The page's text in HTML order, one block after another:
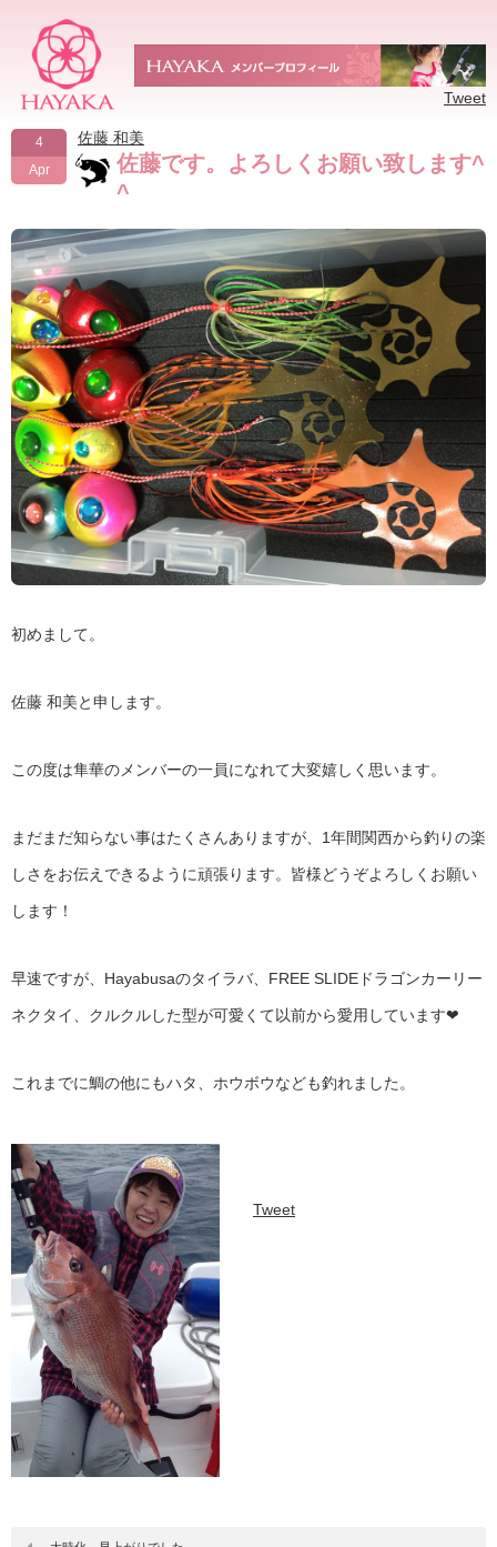
Tweet
4
Apr
佐藤 和美
佐藤です。よろしくお願い致します^
^
初めまして。
佐藤 和美と申します。
この度は隼華のメンバーの一員になれて大変嬉しく思います。
まだまだ知らない事はたくさんありますが、1年間関西から釣りの楽
しさをお伝えできるように頑張ります。皆様どうぞよろしくお願い
します！
早速ですが、Hayabusaのタイラバ、FREE SLIDEドラゴンカーリー
ネクタイ、クルクルした型が可愛くて以前から愛用しています❤︎
これまでに鯛の他にもハタ、ホウボウなども釣れました。
Tweet